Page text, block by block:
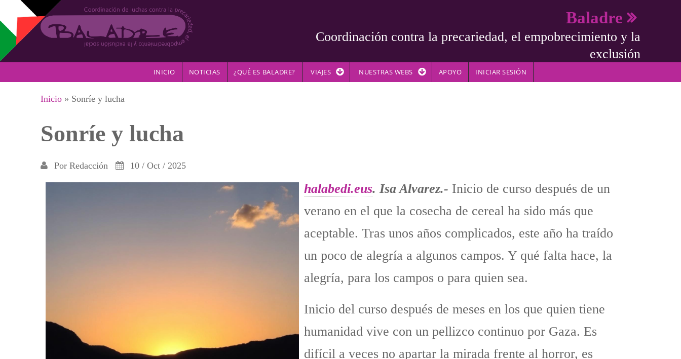
Pasar al contenido principal
Baladre
Coordinación contra la precariedad, el empobrecimiento y la
exclusión
INICIO NOTICIAS ¿QUÉ ES BALADRE? VIAJES NUESTRAS WEBS APOYO INICIAR SESIÓN
Se encuentra usted aquí
Inicio » Sonríe y lucha
Sonríe y lucha
Por Redacción 10 / Oct / 2025
halabedi.eus. Isa Alvarez.- Inicio de curso después de un
verano en el que la cosecha de cereal ha sido más que
aceptable. Tras unos años complicados, este año ha traído
un poco de alegría a algunos campos. Y qué falta hace, la
alegría, para los campos o para quien sea.
Inicio del curso después de meses en los que quien tiene
humanidad vive con un pellizco continuo por Gaza. Es
difícil a veces no apartar la mirada frente al horror, es